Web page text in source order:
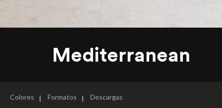
Mediterranean
Colores Formatos Descargas